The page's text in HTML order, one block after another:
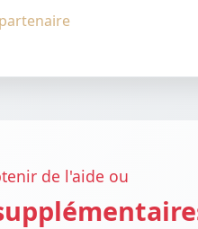
de l'aide ou